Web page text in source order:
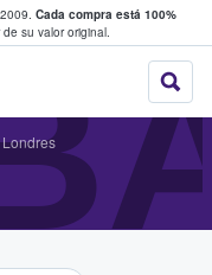
Cada compra está 100%
su valor original.
StubHub: donde
boletos
Londres